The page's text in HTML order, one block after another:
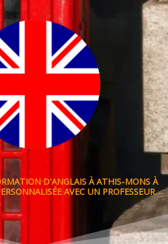
D'ANGLAIS À ATHIS-MONS À
AVEC UN PROFESSEUR.